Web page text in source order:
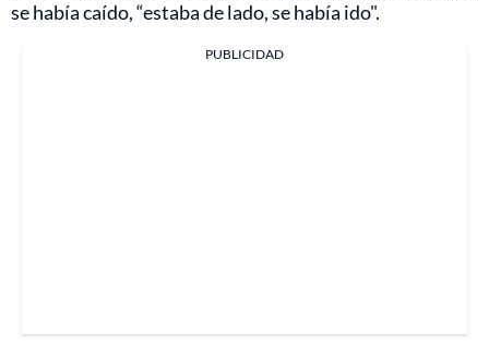
se había caído, “estaba de lado, se había ido".
PUBLICIDAD